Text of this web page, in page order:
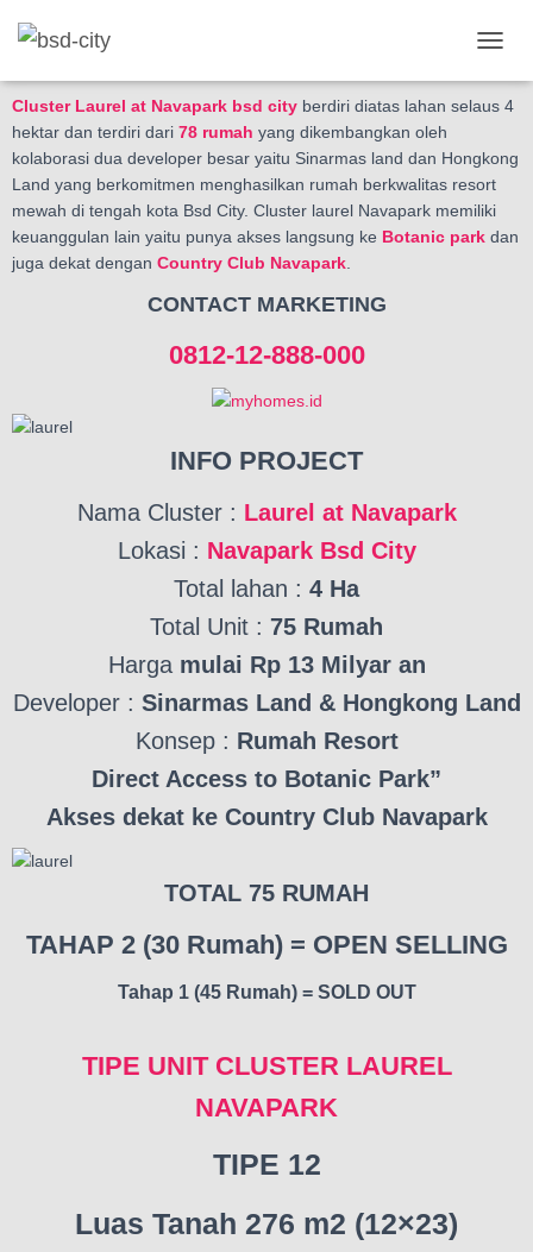
O
G
N
A
V
Cluster Laurel at Navapark bsd city berdiri diatas lahan selaus 4
hektar dan terdiri dari 78 rumah yang dikembangkan oleh
kolaborasi dua developer besar yaitu Sinarmas land dan Hongkong
Land yang berkomitmen menghasilkan rumah berkwalitas resort
mewah di tengah kota Bsd City. Cluster laurel Navapark memiliki
keuanggulan lain yaitu punya akses langsung ke Botanic park dan
juga dekat dengan Country Club Navapark
CONTACT MARKETING
0812-12-888-000
INFO PROJECT
Nama Cluster : Laurel at Navapark
Lokasi : Navapark Bsd City
Total lahan : 4 Ha
Total Unit : 75 Rumah
Harga mulai Rp 13 Milyar an
Developer : Sinarmas Land & Hongkong Land
Konsep : Rumah Resort
Direct Access to Botanic Park”
Akses dekat ke Country Club Navapark
TOTAL 75 RUMAH
TAHAP 2 (30 Rumah) = OPEN SELLING
Tahap 1 (45 Rumah) = SOLD OUT
TIPE UNIT CLUSTER LAUREL
NAVAPARK
TIPE 12
Luas Tanah 276 m2 (12×23)